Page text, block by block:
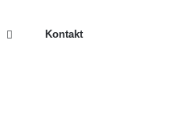
Kontakt